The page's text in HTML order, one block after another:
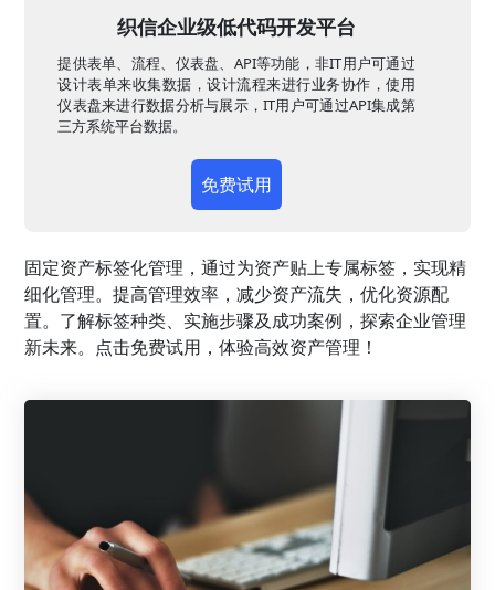
织信企业级低代码开发平台
提供表单、流程、仪表盘、API等功能，非IT用户可通过
设计表单来收集数据，设计流程来进行业务协作，使用
仪表盘来进行数据分析与展示，IT用户可通过API集成第
三方系统平台数据。
免费试用
固定资产标签化管理，通过为资产贴上专属标签，实现精
细化管理。提高管理效率，减少资产流失，优化资源配
置。了解标签种类、实施步骤及成功案例，探索企业管理
新未来。点击免费试用，体验高效资产管理！